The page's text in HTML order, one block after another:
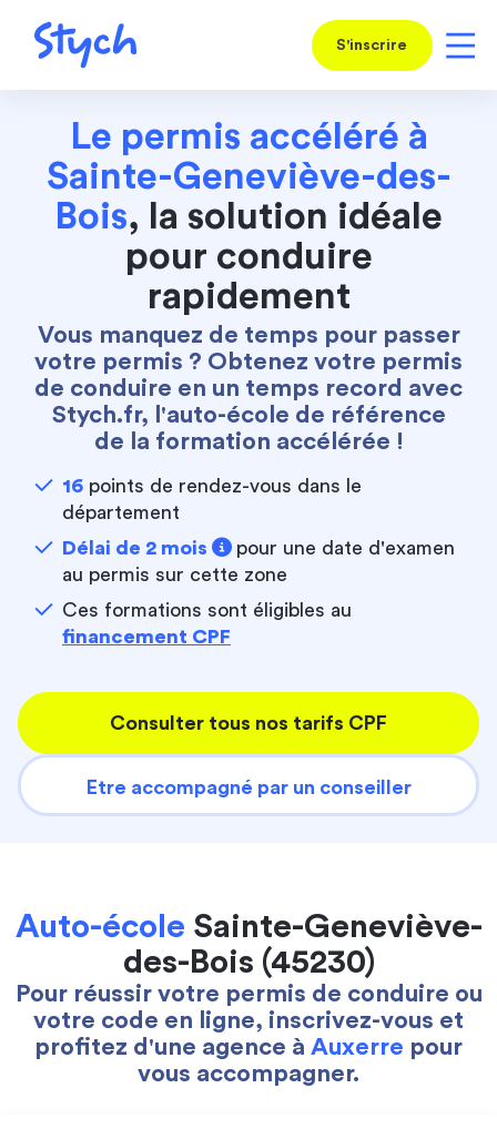
S'inscrire
Le permis accéléré à
Sainte-Geneviève-des-
Bois, la solution idéale
pour conduire
rapidement
Vous manquez de temps pour passer
votre permis ? Obtenez votre permis
de conduire en un temps record avec
Stych.fr, l'auto-école de référence
de la formation accélérée !
16 points de rendez-vous dans le
département
Délai de 2 mois
pour une date d'examen
au permis sur cette zone
Ces formations sont éligibles au
financement CPF
Consulter tous nos tarifs CPF
Etre accompagné par un conseiller
Auto-école Sainte-Geneviève-
des-Bois (45230)
Pour réussir votre permis de conduire ou
votre code en ligne, inscrivez-vous et
profitez d'une agence à Auxerre pour
vous accompagner.